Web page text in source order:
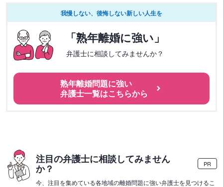
我慢しない、後悔しない新しい人生を
「熟年離婚に強い」
弁護士に相談してみませんか？
熟年離婚問題に強い
弁護士一覧はこちらから
注目の弁護士に相談してみません
か？ PR
今、注目を集めている各地域の離婚問題に強い弁護士を見つけるこ